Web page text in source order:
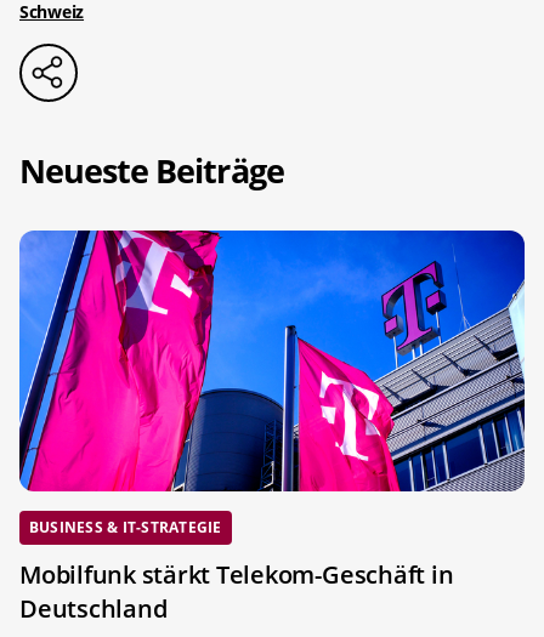
Schweiz
Neueste Beiträge
BUSINESS & IT-STRATEGIE
Mobilfunk stärkt Telekom-Geschäft in
Deutschland